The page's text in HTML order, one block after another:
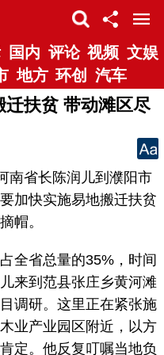
国内 评论 视频 文娱
地方 环创 汽车
迁扶贫 带动滩区尽
省长陈润儿到濮阳市
加快实施易地搬迁扶贫
帽。
省总量的35%，时间
来到范县张庄乡黄河滩
调研。这里正在紧张施
业产业园区附近，以方
定。他反复叮嘱当地负